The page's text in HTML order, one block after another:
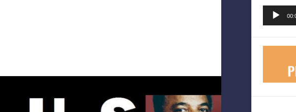
Lecteur
audio